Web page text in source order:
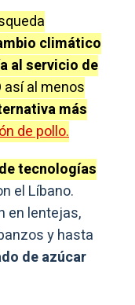
climático
al servicio de
así al menos
más
de pollo.
tecnologías
el Líbano.
en lentejas,
y hasta
de azúcar